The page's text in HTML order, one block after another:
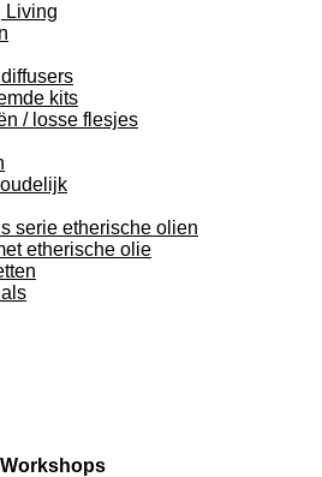
Living
kits
/ losse flesjes
serie etherische olien
etherische olie
Workshops